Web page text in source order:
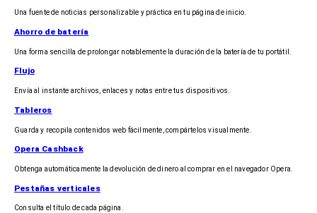
Una fuente de noticias personalizable y práctica en tu página de inicio.
Ahorro de batería
Una forma sencilla de prolongar notablemente la duración de la batería de tu portátil.
Flujo
Envía al instante archivos, enlaces y notas entre tus dispositivos.
Tableros
Guarda y recopila contenidos web fácilmente, compártelos visualmente.
Opera Cashback
Obtenga automáticamente la devolución de dinero al comprar en el navegador Opera.
Pestañas verticales
Consulta el título de cada página.